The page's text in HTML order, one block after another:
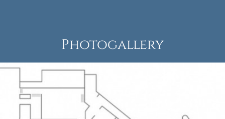
Photogallery